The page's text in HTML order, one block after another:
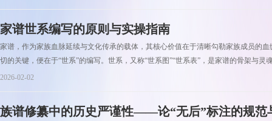
家谱世系编写的原则与实操指南
家谱，作为家族血脉延续与文化传承的载体，其核心价值在于清晰勾勒家族成员的
切的关键，便在于“世系”的编写。世系，又称“世系图”“世系表”，是家谱的骨架与灵
2026-02-02
族谱修纂中的历史严谨性——论“无后”标注的规范